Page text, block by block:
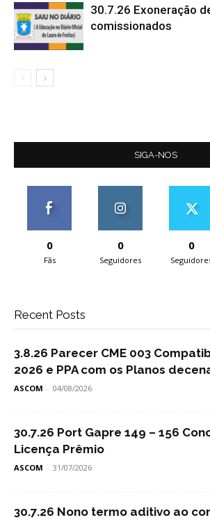
30.7.26 Exoneração
comissionados
SIGA-NOS
0
Fãs
0
Seguidores
0
Recent Posts
3.8.26 Parecer CME 003
2026 e PPA com os Planos
ASCOM - 04/08/2026
30.7.26 Port Gapre 149 – 156
Licença Prêmio
ASCOM - 31/07/2026
30.7.26 Nono termo aditivo ao